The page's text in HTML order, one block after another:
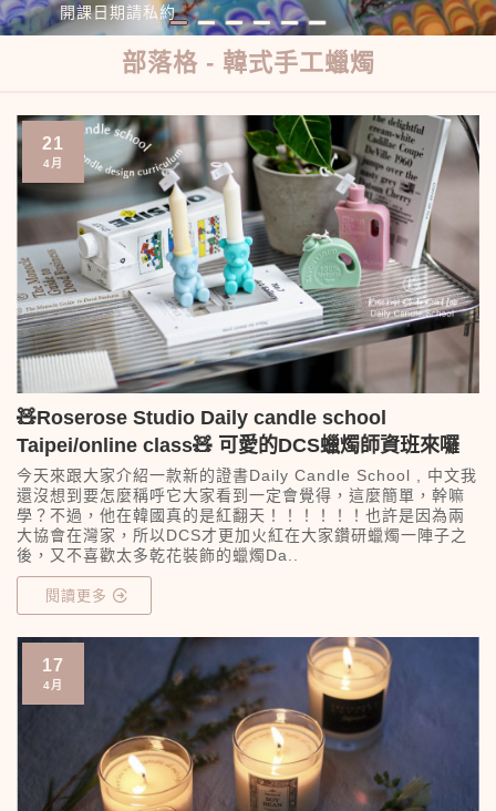
開課日期請私約
部落格 - 韓式手工蠟燭
21
4月
🧸Roserose Studio Daily candle school
Taipei/online class🧸 可愛的DCS蠟燭師資班來囉
今天來跟大家介紹一款新的證書Daily Candle School , 中文我
還沒想到要怎麼稱呼它大家看到一定會覺得，這麼簡單，幹嘛
學？不過，他在韓國真的是紅翻天！！！！！！也許是因為兩
大協會在灣家，所以DCS才更加火紅在大家鑽研蠟燭一陣子之
後，又不喜歡太多乾花裝飾的蠟燭Da..
閱讀更多
17
4月